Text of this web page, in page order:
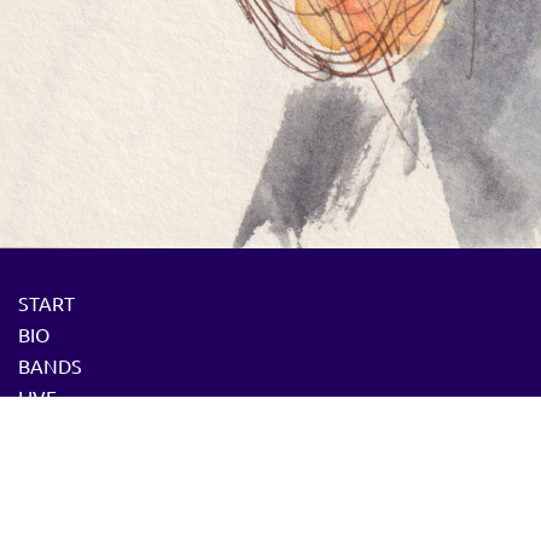
START
BIO
BANDS
LIVE